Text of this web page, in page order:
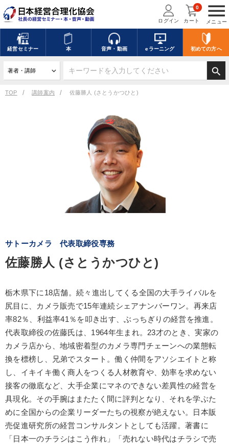
menu
メニュー
ログイン カート
0
経営セミナー 本 音声・動画 eラーニング 初めての方へ
search
TOP 講師案内 佐藤勝人 (さとうかつひと)
サトーカメラ 代表取締役専務
佐藤勝人 (さとうかつひと)
栃木県下に18店舗。続々進出してくる全国の大手ライバルを
尻目に、カメラ販売で15年連続シェアナンバーワン。再来店
率82％、利益率41％を叩き出す、ぶっちぎりの経営を推進。
代表取締役の佐藤氏は、1964年生まれ。23才のとき、実家の
カメラ店から、地域密着型のカメラ専門チェーンへの業態転
換を標榜し、兄弟でスタート。働く仲間をアソシエイトと称
し、イキイキ働く商人をつくる人材教育や、効率を求めない
接客の徹底など、大手企業にマネのできない差異性の経営を
具現化。その手腕はまたたく間に評判となり、それを学ぶた
めに全国からの企業リーダーたちの視察が絶えない。日本販
売促進研究所の経営コンサルタントとしても活躍。著書に
「日本一のチラシはこう作れ」「売れない時代はチラシで売